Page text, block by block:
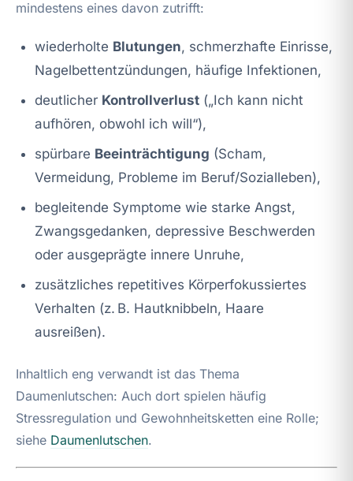
mindestens eines davon zutrifft:
wiederholte Blutungen, schmerzhafte Einrisse,
Nagelbettentzündungen, häufige Infektionen,
deutlicher Kontrollverlust („Ich kann nicht
aufhören, obwohl ich will“),
spürbare Beeinträchtigung (Scham,
Vermeidung, Probleme im Beruf/Sozialleben),
begleitende Symptome wie starke Angst,
Zwangsgedanken, depressive Beschwerden
oder ausgeprägte innere Unruhe,
zusätzliches repetitives Körperfokussiertes
Verhalten (z. B. Hautknibbeln, Haare
ausreißen).
Inhaltlich eng verwandt ist das Thema
Daumenlutschen: Auch dort spielen häufig
Stressregulation und Gewohnheitsketten eine Rolle;
siehe Daumenlutschen.